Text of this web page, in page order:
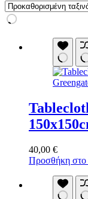
40,00 €
Προσθήκη στο